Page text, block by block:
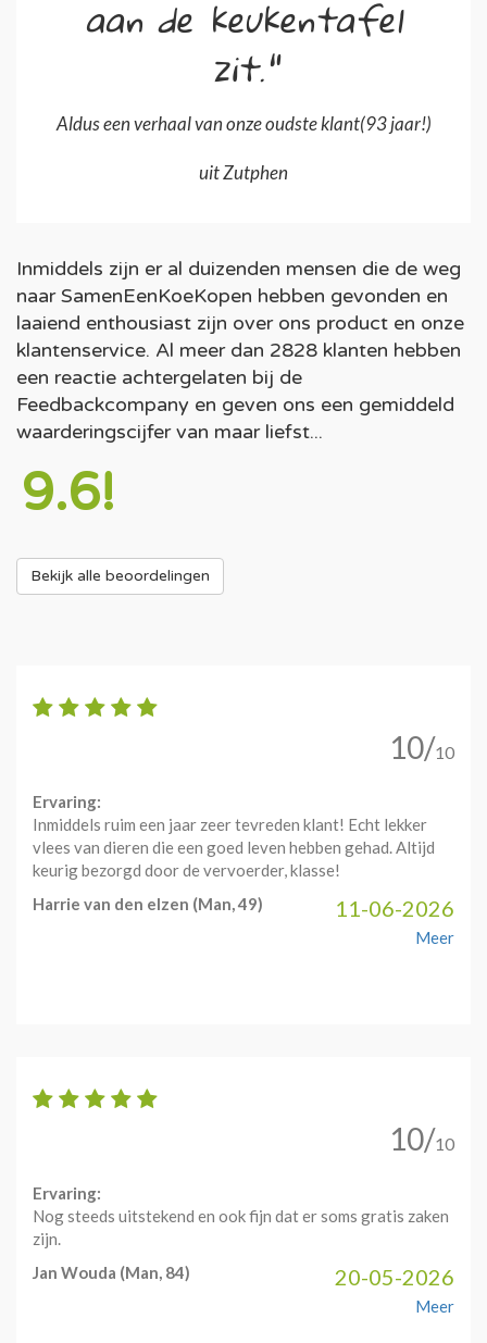
aan de keukentafel
zit."
Aldus een verhaal van onze oudste klant(93 jaar!)
uit Zutphen
Inmiddels zijn er al duizenden mensen die de weg
naar SamenEenKoeKopen hebben gevonden en
laaiend enthousiast zijn over ons product en onze
klantenservice. Al meer dan 2828 klanten hebben
een reactie achtergelaten bij de
Feedbackcompany en geven ons een gemiddeld
waarderingscijfer van maar liefst...
9.6!
Bekijk alle beoordelingen
10/10
Ervaring:
Inmiddels ruim een jaar zeer tevreden klant! Echt lekker
vlees van dieren die een goed leven hebben gehad. Altijd
keurig bezorgd door de vervoerder, klasse!
Harrie van den elzen (Man, 49) 11-06-2026
Meer
10/10
Ervaring:
Nog steeds uitstekend en ook fijn dat er soms gratis zaken
zijn.
Jan Wouda (Man, 84) 20-05-2026
Meer